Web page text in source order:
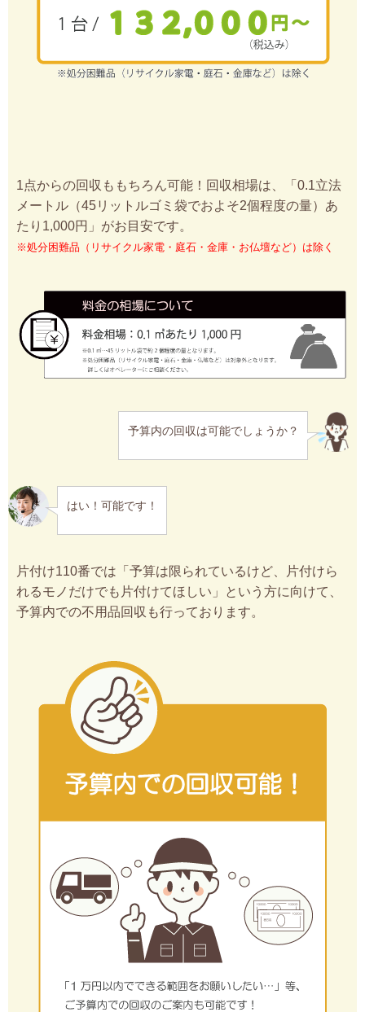
1点からの回収ももちろん可能！回収相場は、「0.1立法
メートル（45リットルゴミ袋でおよそ2個程度の量）あ
たり1,000円」がお目安です。
※処分困難品（リサイクル家電・庭石・金庫・お仏壇など）は除く
予算内の回収は可能でしょうか？
はい！可能です！
片付け110番では「予算は限られているけど、片付けら
れるモノだけでも片付けてほしい」という方に向けて、
予算内での不用品回収も行っております。